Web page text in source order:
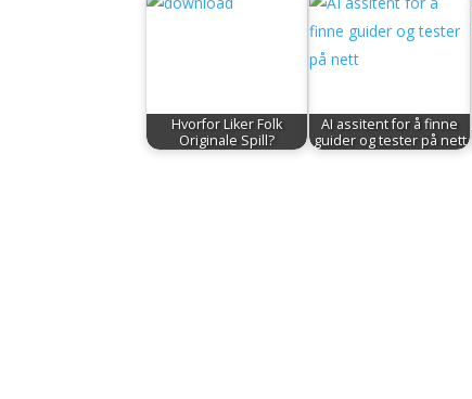
Hvorfor Liker Folk
Originale Spill?
AI assitent for å finne
guider og tester på nett